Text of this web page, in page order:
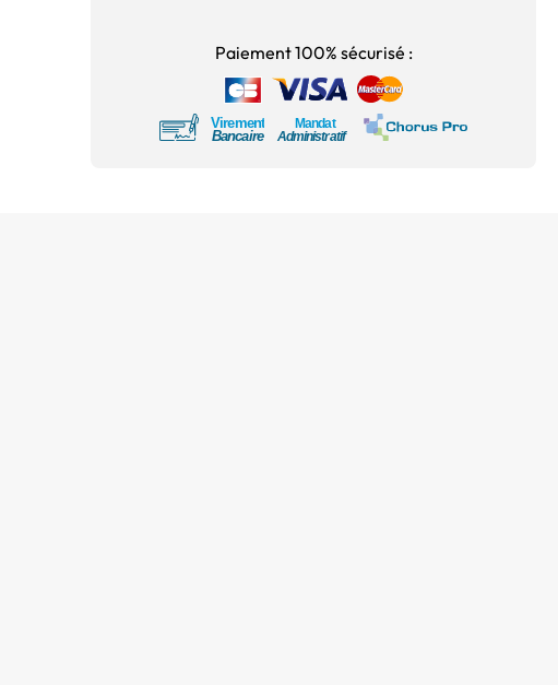
Paiement 100% sécurisé :